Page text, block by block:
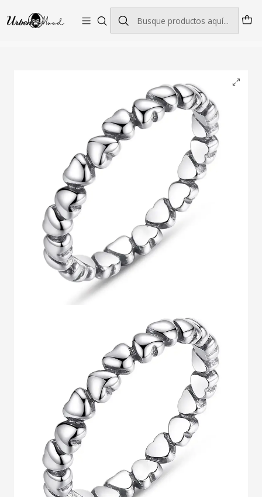
Envío GRATIS desde $60.000 | Entregas rápidas 1–5 días hábiles
Anillo BAMOER Corazon PA7108